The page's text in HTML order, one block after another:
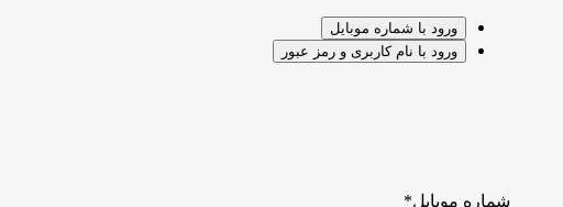
ورود با شماره موبایل
ورود با نام کاربری و رمز عبور
شماره موبایل*